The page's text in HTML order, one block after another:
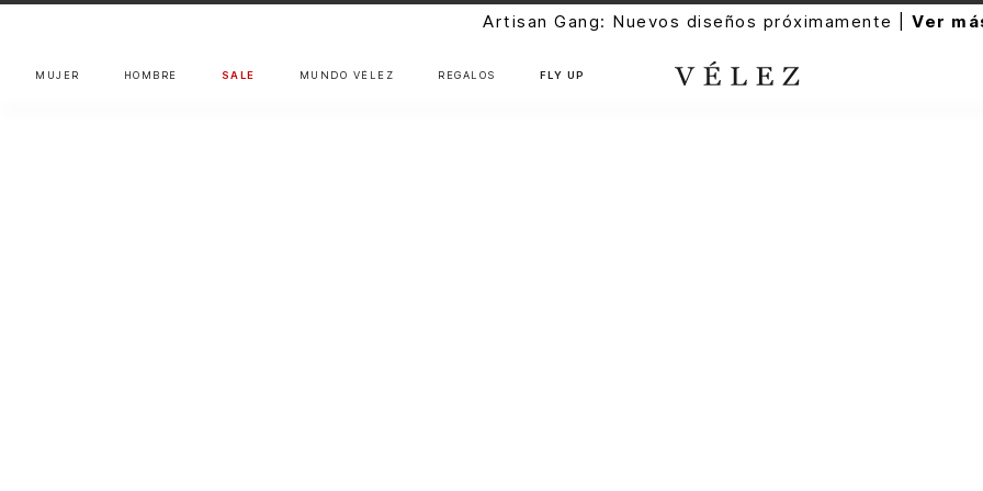
Artisan Gang: Nuevos diseños próximamente |Ver
MUJER HOMBRE SALE MUNDO VÉLEZ REGALOS FLY UP